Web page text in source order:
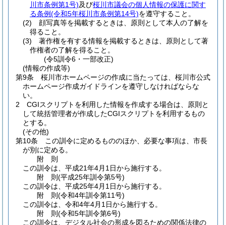
川市条例第1号)及び桜川市議会の個人情報の保護に関す
る条例(令和5年桜川市条例第14号)を遵守すること。
(2)
顔写真等を掲載するときは、原則として本人の了解を
得ること。
(3)
著作権を有する情報を掲載するときは、原則として著
作権者の了解を得ること。
(令5訓令6・一部改正)
(情報の作成等)
第9条
桜川市ホームページの作成に当たっては、桜川市公式
ホームページ作成ガイドラインを遵守しなければならな
い。
2
CGIスクリプトを利用した情報を作成する場合は、原則と
して統括管理者が作成したCGIスクリプトを利用するもの
とする。
(その他)
第10条
この訓令に定めるもののほか、必要な事項は、市長
が別に定める。
附 則
この訓令は、平成21年4月1日から施行する。
附 則(平成25年訓令第5号)
この訓令は、平成25年4月1日から施行する。
附 則(令和4年訓令第11号)
この訓令は、令和4年4月1日から施行する。
附 則(令和5年訓令第6号)
この訓令は、デジタル社会の形成を図るための関係法律の